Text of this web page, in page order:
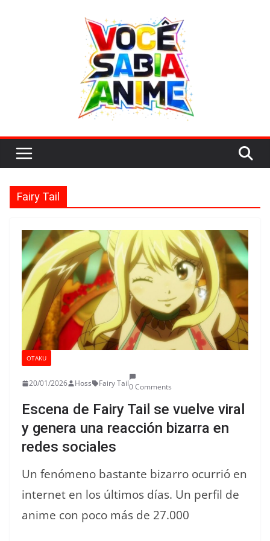
Fairy Tail
OTAKU
20/01/2026 Hoss Fairy Tail0 Comments
Escena de Fairy Tail se vuelve viral
y genera una reacción bizarra en
redes sociales
Un fenómeno bastante bizarro ocurrió en
internet en los últimos días. Un perfil de
anime con poco más de 27.000